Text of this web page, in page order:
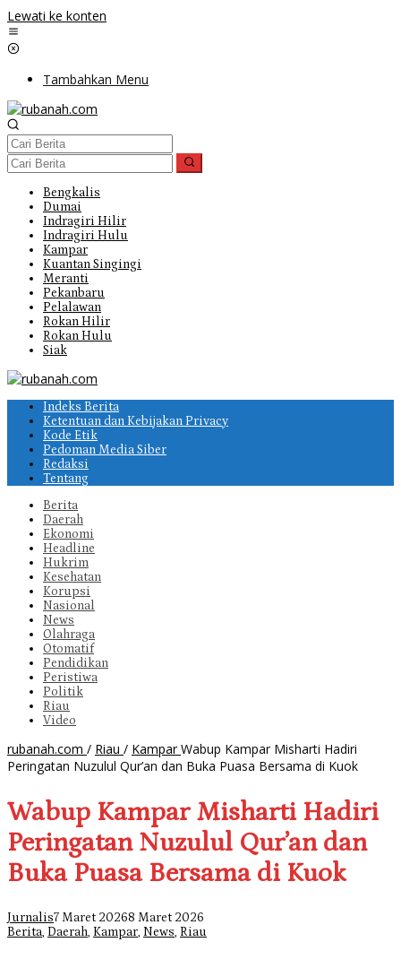
Lewati ke konten
Tambahkan Menu
Bengkalis
Dumai
Indragiri Hilir
Indragiri Hulu
Kampar
Kuantan Singingi
Meranti
Pekanbaru
Pelalawan
Rokan Hilir
Rokan Hulu
Siak
Indeks Berita
Ketentuan dan Kebijakan Privacy
Kode Etik
Pedoman Media Siber
Redaksi
Tentang
Berita
Daerah
Ekonomi
Headline
Hukrim
Kesehatan
Korupsi
Nasional
News
Olahraga
Otomatif
Pendidikan
Peristiwa
Politik
Riau
Video
rubanah.com / Riau / Kampar Wabup Kampar Misharti Hadiri
Peringatan Nuzulul Qur’an dan Buka Puasa Bersama di Kuok
Wabup Kampar Misharti Hadiri
Peringatan Nuzulul Qur’an dan
Buka Puasa Bersama di Kuok
Jurnalis7 Maret 20268 Maret 2026
Berita, Daerah, Kampar, News, Riau